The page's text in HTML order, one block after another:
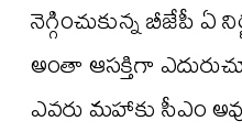
నెగ్గించుకున్న బీజేపీ ఏ
అంతా ఆసక్తిగా
ఎవరు మహాకు సీఎం